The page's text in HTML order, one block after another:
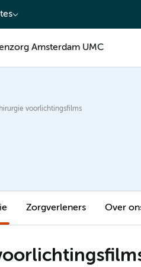
Amsterdam UMC
voorlichtingsfilms
Zorgverleners Over